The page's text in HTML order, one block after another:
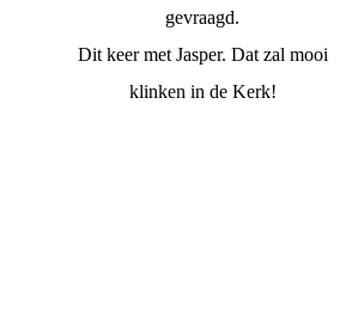
gevraagd.
Dit keer met Jasper. Dat zal mooi
klinken in de Kerk!